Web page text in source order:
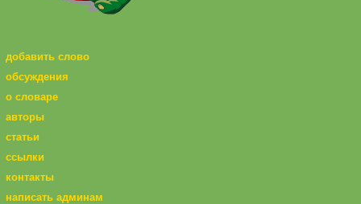
добавить слово
обсуждения
о словаре
авторы
статьи
ссылки
контакты
написать админам